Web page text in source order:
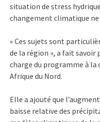
situation de stress
changement climatique
« Ces sujets sont
de la région », a fait savoir
charge du programme à la
Afrique du Nord.
Elle a ajouté que
baisse relative des